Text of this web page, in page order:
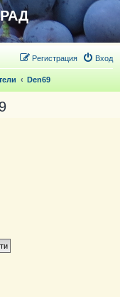
Вход
Регистрация
Den69